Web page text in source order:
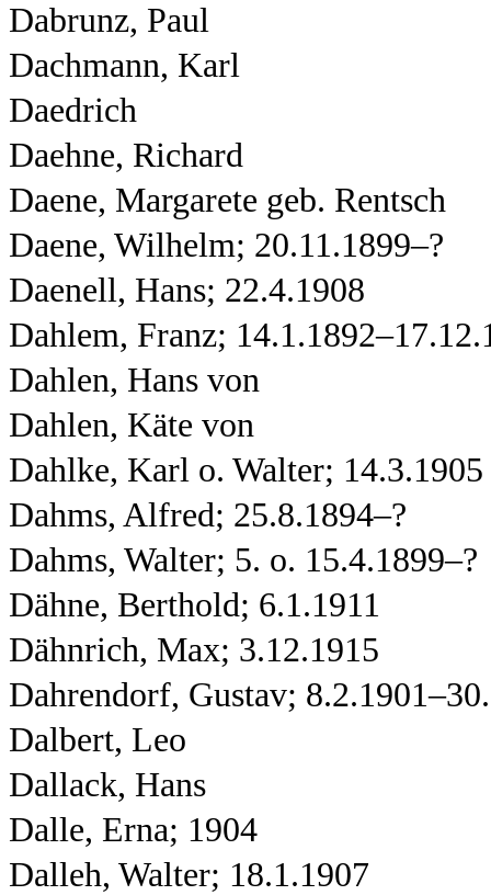
Dabrunz, Paul
Dachmann, Karl
Daedrich
Daehne, Richard
Daene, Margarete geb. Rentsch
Daene, Wilhelm; 20.11.1899–?
Daenell, Hans; 22.4.1908
Dahlem, Franz;
Dahlen, Hans von
Dahlen, Käte von
Dahlke, Karl o. Walter; 14.3.1905
Dahms, Alfred; 25.8.1894–?
Dahms, Walter; 5. o. 15.4.1899–?
Dähne, Berthold; 6.1.1911
Dähnrich, Max; 3.12.1915
Dahrendorf, Gustav;
Dalbert, Leo
Dallack, Hans
Dalle, Erna; 1904
Dalleh, Walter; 18.1.1907